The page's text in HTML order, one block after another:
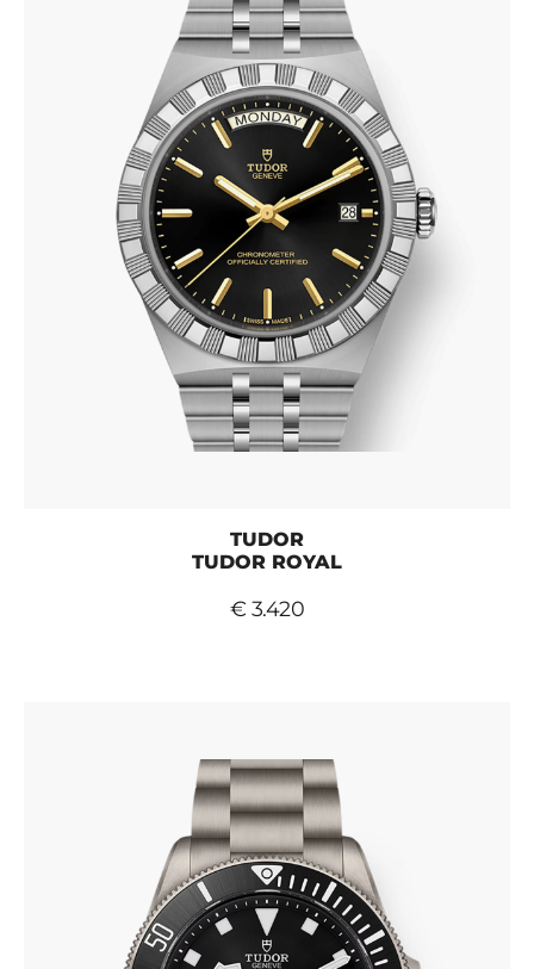
TUDOR
TUDOR ROYAL
€ 3.420